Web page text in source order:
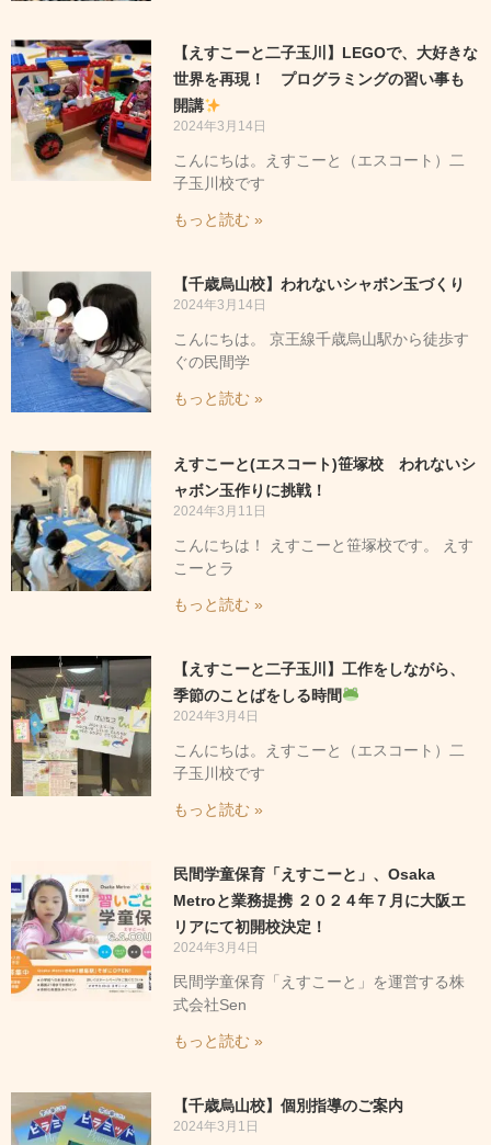
【えすこーと二子玉川】LEGOで、大好きな
世界を再現！ プログラミングの習い事も
開講
2024年3月14日
こんにちは。えすこーと（エスコート）二
子玉川校です
もっと読む »
【千歳烏山校】われないシャボン玉づくり
2024年3月14日
こんにちは。 京王線千歳烏山駅から徒歩す
ぐの民間学
もっと読む »
えすこーと(エスコート)笹塚校 われないシ
ャボン玉作りに挑戦！
2024年3月11日
こんにちは！ えすこーと笹塚校です。 えす
こーとラ
もっと読む »
【えすこーと二子玉川】工作をしながら、
季節のことばをしる時間
2024年3月4日
こんにちは。えすこーと（エスコート）二
子玉川校です
もっと読む »
民間学童保育「えすこーと」、Osaka
Metroと業務提携 ２０２４年７月に大阪エ
リアにて初開校決定！
2024年3月4日
民間学童保育「えすこーと」を運営する株
式会社Sen
もっと読む »
【千歳烏山校】個別指導のご案内
2024年3月1日